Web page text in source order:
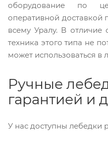
оборудование по
оперативной доставкой
всему Уралу. В отличие
техника этого типа не
может использоваться в
Ручные
гарантией и
У нас доступны лебедки